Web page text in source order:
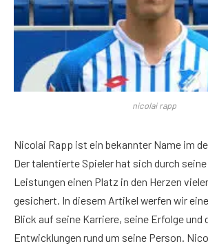
nicolai rapp
Nicolai Rapp ist ein bekannter Name im
Der talentierte Spieler hat sich durch
Leistungen einen Platz in den Herzen
gesichert. In diesem Artikel werfen wir
Blick auf seine Karriere, seine Erfolge und
Entwicklungen rund um seine Person.